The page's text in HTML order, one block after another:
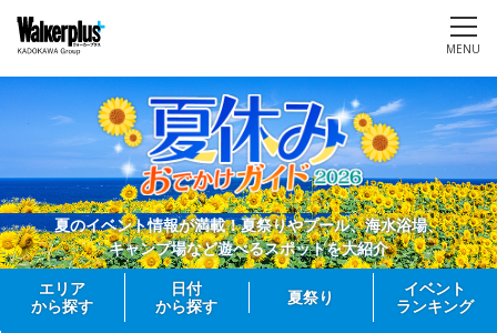
MENU
夏のイベント情報が満載！夏祭りやプール、海水浴場、
キャンプ場など遊べるスポットを大紹介
エリア
から探す
日付
から探す
夏祭り
イベント
ランキング